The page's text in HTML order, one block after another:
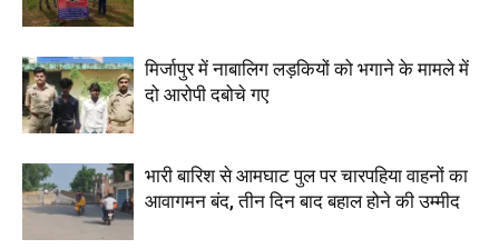
मिर्जापुर में नाबालिग लड़कियों को भगाने के मामले में
दो आरोपी दबोचे गए
भारी बारिश से आमघाट पुल पर चारपहिया वाहनों का
आवागमन बंद, तीन दिन बाद बहाल होने की उम्मीद